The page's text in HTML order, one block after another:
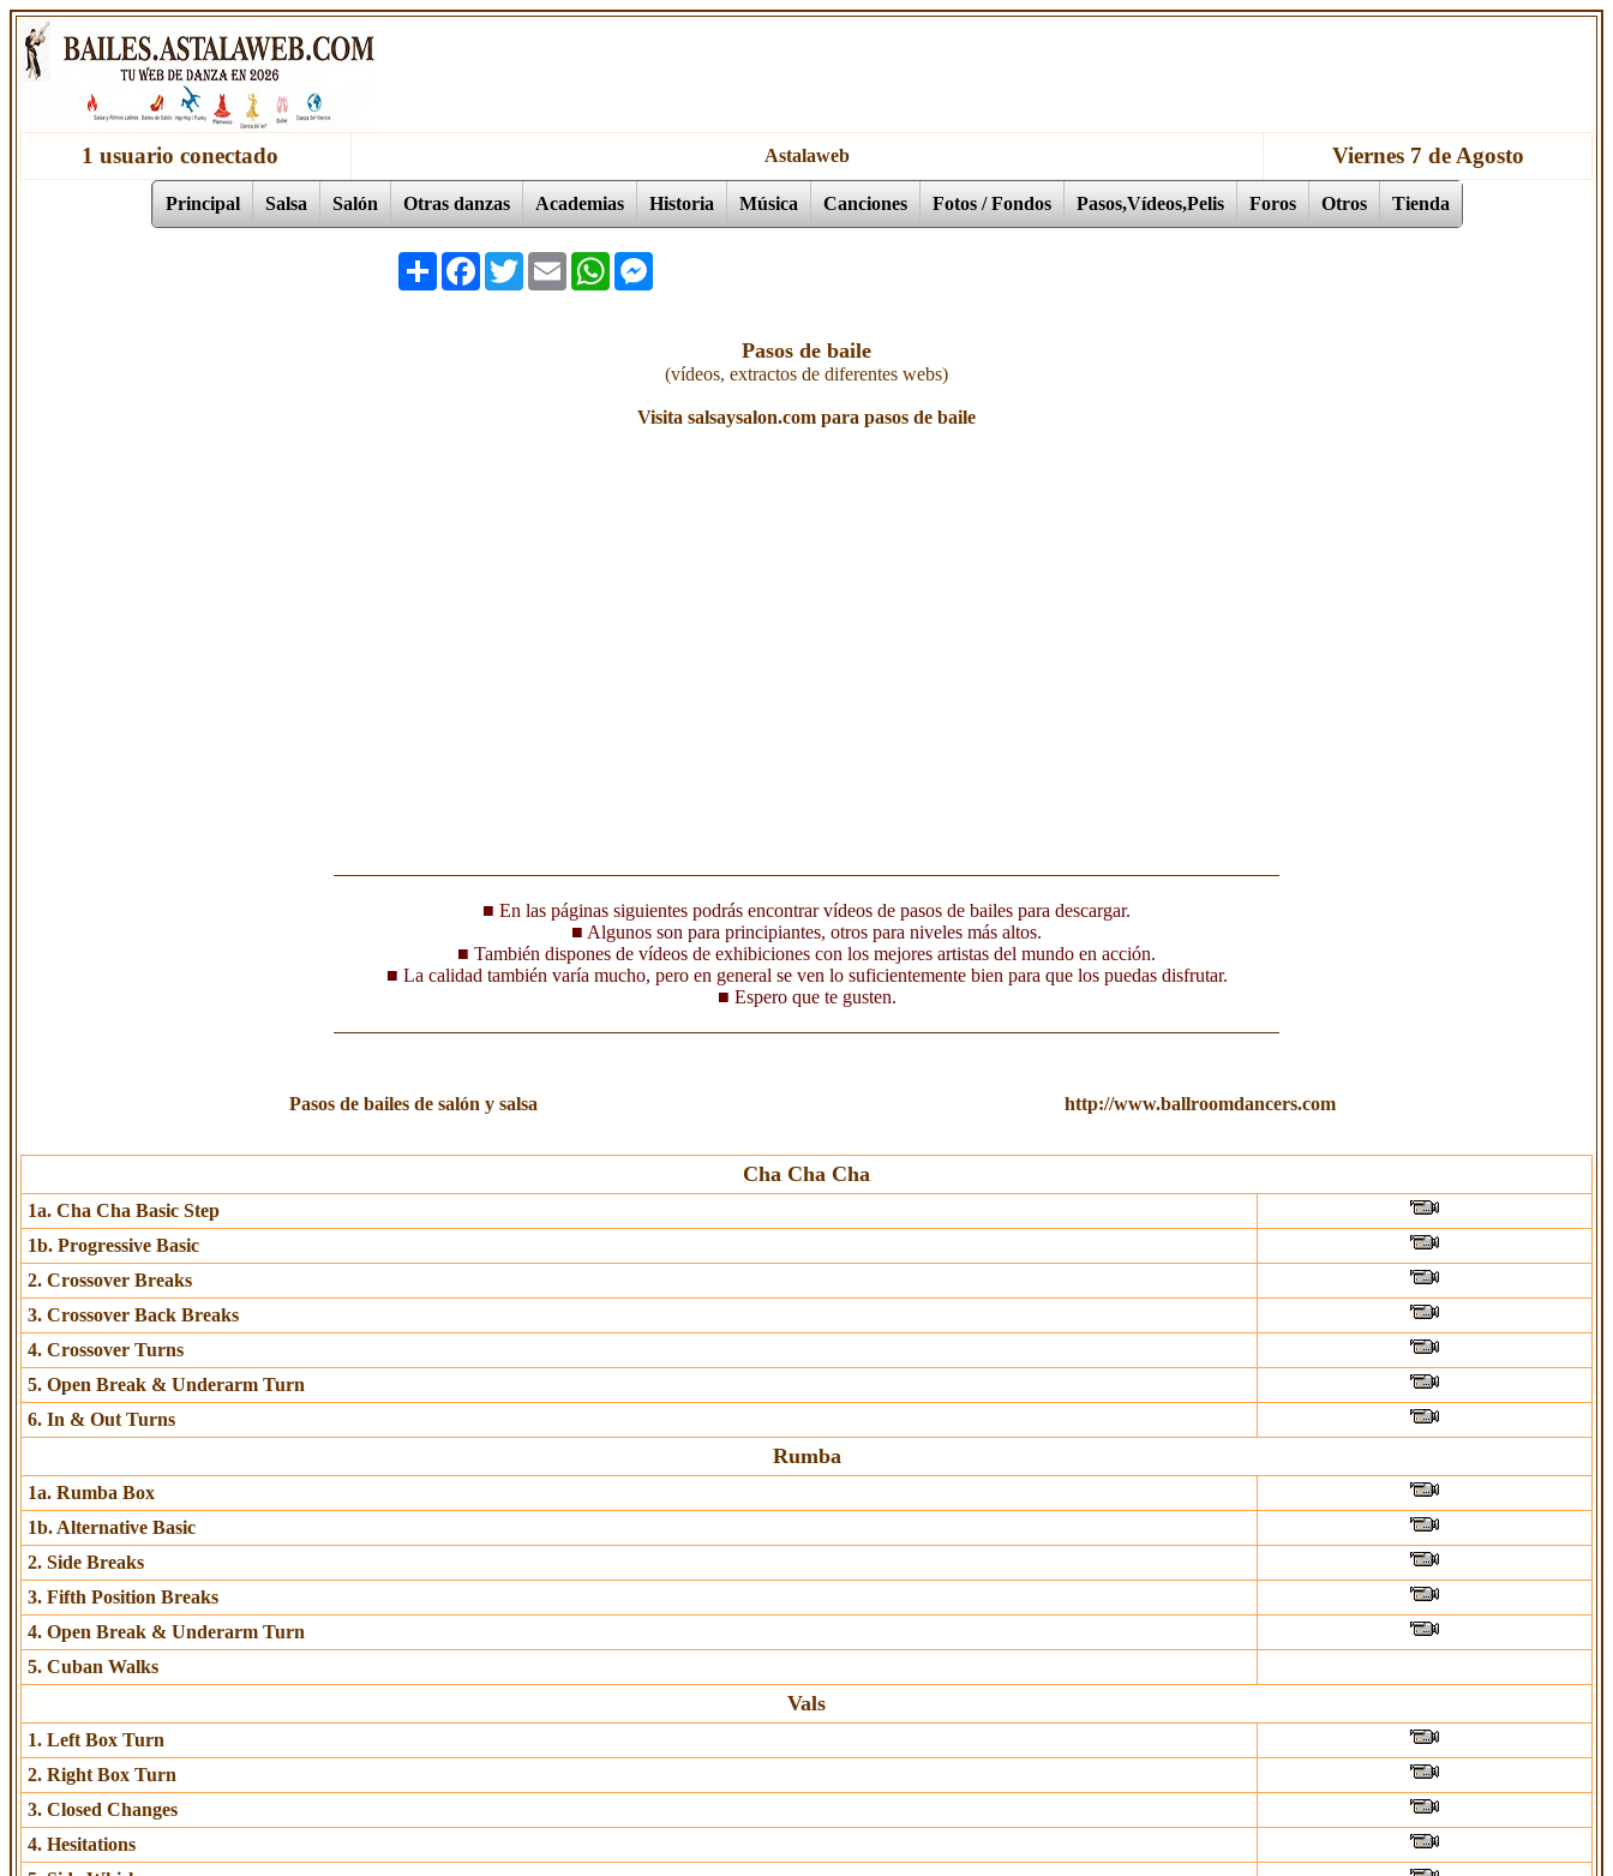
1 usuario conectado Astalaweb Viernes 7 de Agosto
Principal Salsa Salón Otras danzas Academias Historia Música Canciones Fotos / Fondos Pasos,Vídeos,Pelis Foros Otros Tienda
Share Facebook
TwitterEmail WhatsApp
Pasos de baile
(vídeos, extractos de diferentes webs)
Visita salsaysalon.com para pasos de baile
■ En las páginas siguientes podrás encontrar vídeos de pasos de bailes para descargar.
■ Algunos son para principiantes, otros para niveles más altos.
■ También dispones de vídeos de exhibiciones con los mejores artistas del mundo en acción.
■ La calidad también varía mucho, pero en general se ven lo suficientemente bien para que los puedas disfrutar.
■ Espero que te gusten.
Pasos de bailes de salón y salsa http://www.ballroomdancers.com
Cha Cha Cha
1a. Cha Cha Basic Step
1b. Progressive Basic
2. Crossover Breaks
3. Crossover Back Breaks
4. Crossover Turns
5. Open Break & Underarm Turn
6. In & Out Turns
Rumba
1a. Rumba Box
1b. Alternative Basic
2. Side Breaks
3. Fifth Position Breaks
4. Open Break & Underarm Turn
5. Cuban Walks
Vals
1. Left Box Turn
2. Right Box Turn
3. Closed Changes
4. Hesitations